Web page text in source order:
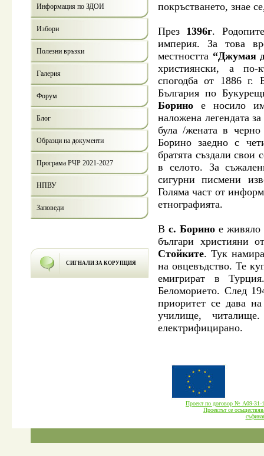
Информация по ЗДОИ
Избори
Полезни връзки
Галерия
Форум
Блог
Образци на документи
Програма РЧР 2021-2027
НПВУ
Заповеди
СИГНАЛИ ЗА КОРУПЦИЯ
покръстването, знае
През 1396г.
империя. За това
местността “Джумая
християнски, а по-
спогодба от 1886 г.
България по
Борино е носило
наложена легендата
була /жената в
Борино заедно с
братята създали свои
в селото. За
сигурни писмени
Голяма част от
етнографията.
В с. Борино е живяло
българи християни
Стойките. Тук
на овцевъдство. Те
емигрират в
Беломорието. След
приоритет се дава
училище,
електрифицирано.
Проект по договор № А09-
Проектът се